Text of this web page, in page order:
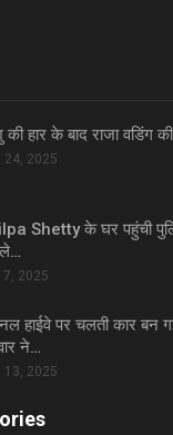
हार के बाद राजा वडिंग
24, 2025
Shetty के घर पहुंची
7, 2025
हाईवे पर चलती कार बन
ने…
13, 2025